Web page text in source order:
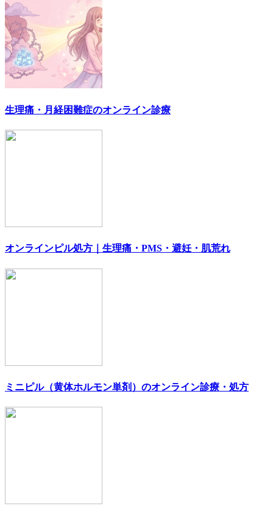
生理痛・月経困難症のオンライン診療
オンラインピル処方｜生理痛・PMS・避妊・肌荒れ
ミニピル（黄体ホルモン単剤）のオンライン診療・処方